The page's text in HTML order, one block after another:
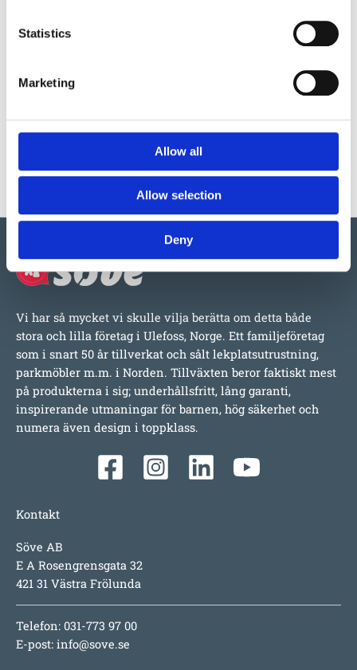
Statistics
Marketing
Allow all
Allow selection
Deny
Produktens utseende kan avvika mot de bilder som visas
DWG, produktblad, teknisk information, bilder etc.
Vi har så mycket vi skulle vilja berätta om detta både
stora och lilla företag i Ulefoss, Norge. Ett familjeföretag
som i snart 50 år tillverkat och sålt lekplatsutrustning,
parkmöbler m.m. i Norden. Tillväxten beror faktiskt mest
på produkterna i sig; underhållsfritt, lång garanti,
inspirerande utmaningar för barnen, hög säkerhet och
numera även design i toppklass.
Kontakt
Söve AB
E A Rosengrensgata 32
421 31 Västra Frölunda
Telefon: 031-773 97 00
E-post: info@sove.se